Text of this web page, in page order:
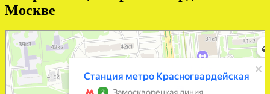
Москве
Москва
Станция метро Красногвардейская в Москве — Яндекс Карты